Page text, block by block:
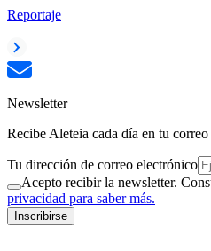
Reportaje
Newsletter
Recibe Aleteia cada día en tu
Tu dirección de correo electrónico
Acepto recibir la newsletter.
privacidad para saber más.
Inscribirse